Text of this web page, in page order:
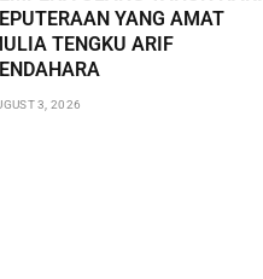
YANG AMAT
TENGKU ARIF
3, 2026